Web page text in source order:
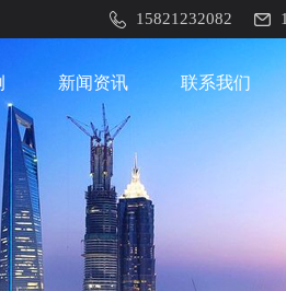
15821232082
新闻资讯 联系我们